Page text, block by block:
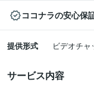
ココナラの安心保
提供形式 ビデオチャ
サービス内容